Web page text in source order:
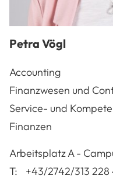
Petra Vögl
Accounting
Finanzwesen und
Service- und
Finanzen
ArbeitsplatzA -
T:
+43/2742/313 228